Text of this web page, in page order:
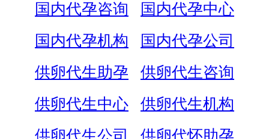
国内代孕咨询
国内代孕中心
国内代孕机构
国内代孕公司
供卵代生助孕
供卵代生咨询
供卵代生中心
供卵代生机构
供卵代生公司
供卵代怀助孕